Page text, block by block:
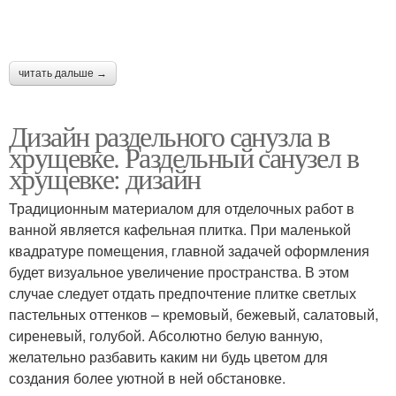
читать дальше →
Дизайн раздельного санузла в
хрущевке. Раздельный санузел в
хрущевке: дизайн
Традиционным материалом для отделочных работ в
ванной является кафельная плитка. При маленькой
квадратуре помещения, главной задачей оформления
будет визуальное увеличение пространства. В этом
случае следует отдать предпочтение плитке светлых
пастельных оттенков – кремовый, бежевый, салатовый,
сиреневый, голубой. Абсолютно белую ванную,
желательно разбавить каким ни будь цветом для
создания более уютной в ней обстановке.